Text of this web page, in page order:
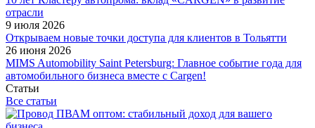
отрасли
9 июля 2026
Открываем новые точки доступа для клиентов в Тольятти
26 июня 2026
MIMS Automobility Saint Petersburg: Главное событие года для
автомобильного бизнеса вместе с Cargen!
Статьи
Все статьи